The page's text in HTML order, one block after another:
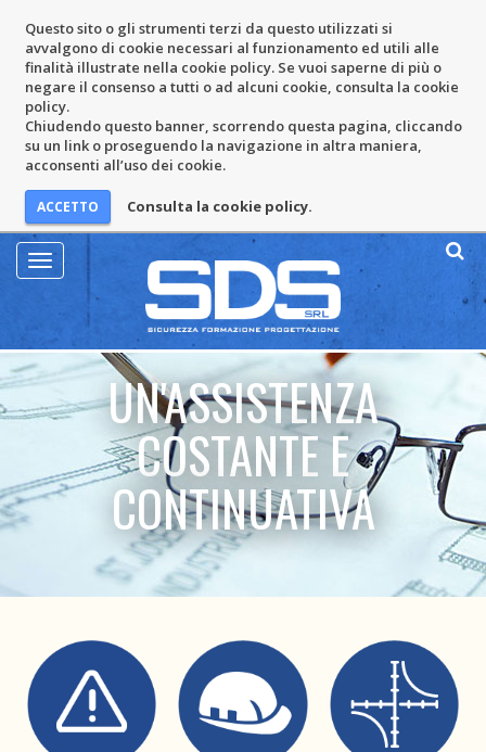
Questo sito o gli strumenti terzi da questo utilizzati si
avvalgono di cookie necessari al funzionamento ed utili alle
finalità illustrate nella cookie policy. Se vuoi saperne di più o
negare il consenso a tutti o ad alcuni cookie, consulta la cookie
policy.
Chiudendo questo banner, scorrendo questa pagina, cliccando
su un link o proseguendo la navigazione in altra maniera,
acconsenti all’uso dei cookie.
Consulta la cookie policy.
Mostra
Menu
UN'ASSISTENZA
COSTANTE E
CONTINUATIVA